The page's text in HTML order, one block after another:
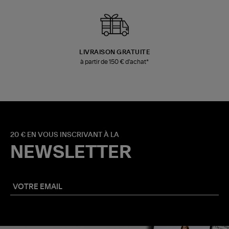
LIVRAISON GRATUITE
à partir de 150 € d'achat*
20 € EN VOUS INSCRIVANT À LA
NEWSLETTER